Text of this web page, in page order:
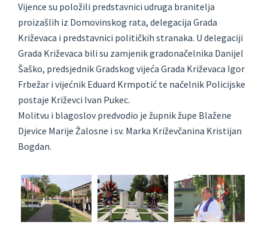
Vijence su položili predstavnici udruga branitelja
proizašlih iz Domovinskog rata, delegacija Grada
Križevaca i predstavnici političkih stranaka. U delegaciji
Grada Križevaca bili su zamjenik gradonačelnika Danijel
Šaško, predsjednik Gradskog vijeća Grada Križevaca Igor
Frbežar i vijećnik Eduard Krmpotić te načelnik Policijske
postaje Križevci Ivan Pukec.
Molitvu i blagoslov predvodio je župnik župe Blažene
Djevice Marije Žalosne i sv. Marka Križevčanina Kristijan
Bogdan.